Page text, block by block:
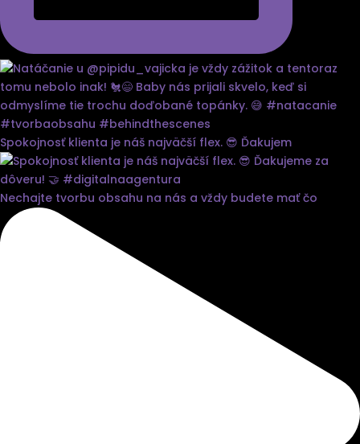
Spokojnosť klienta je náš najväčší flex. 😎 Ďakujem
Nechajte tvorbu obsahu na nás a vždy budete mať čo